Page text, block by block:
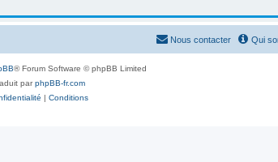
Qui
Nous contacter
® Forum Software © phpBB Limited
parphpBB-fr.com
| Conditions